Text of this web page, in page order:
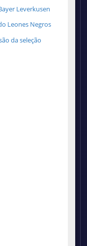
Leverkusen
Leones Negros
da seleção